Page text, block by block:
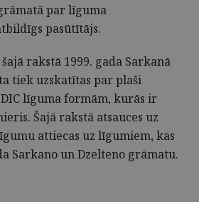
par līguma
pasūtītājs.
rakstā 1999. gada Sarkanā
tiek uzskatītas par plaši
līguma formām, kurās ir
Šajā rakstā atsauces uz
attiecas uz līgumiem, kas
Sarkano un Dzelteno grāmatu.